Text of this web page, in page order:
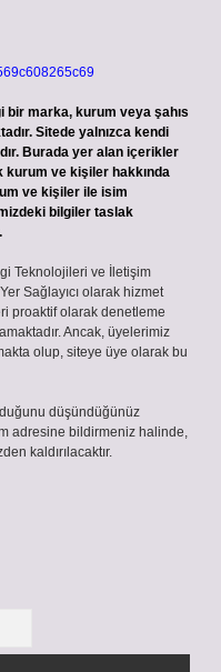
bir marka, kurum veya şahıs
Sitede yalnızca kendi
Burada yer alan içerikler
kurum ve kişiler hakkında
ve kişiler ile isim
bilgiler taslak
Teknolojileri ve İletişim
Sağlayıcı olarak hizmet
proaktif olarak denetleme
Ancak, üyelerimiz
olup, siteye üye olarak bu
düşündüğünüz
adresine bildirmeniz halinde,
kaldırılacaktır.